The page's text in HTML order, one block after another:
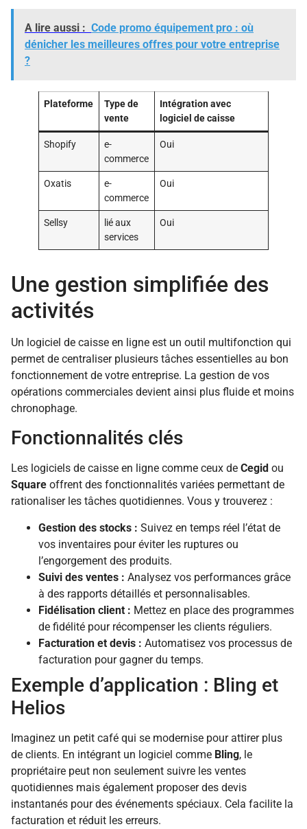
A lire aussi : Code promo équipement pro : où
dénicher les meilleures offres pour votre entreprise
?
Plateforme
Type de
vente
Intégration avec
logiciel de caisse
Shopify
e-
commerce
Oui
Oxatis
e-
commerce
Oui
Sellsy
lié aux
services
Oui
Une gestion simplifiée des
activités
Un logiciel de caisse en ligne est un outil multifonction qui
permet de centraliser plusieurs tâches essentielles au bon
fonctionnement de votre entreprise. La gestion de vos
opérations commerciales devient ainsi plus fluide et moins
chronophage.
Fonctionnalités clés
Les logiciels de caisse en ligne comme ceux de Cegid ou
Square offrent des fonctionnalités variées permettant de
rationaliser les tâches quotidiennes. Vous y trouverez :
Gestion des stocks : Suivez en temps réel l’état de
vos inventaires pour éviter les ruptures ou
l’engorgement des produits.
Suivi des ventes : Analysez vos performances grâce
à des rapports détaillés et personnalisables.
Fidélisation client : Mettez en place des programmes
de fidélité pour récompenser les clients réguliers.
Facturation et devis : Automatisez vos processus de
facturation pour gagner du temps.
Exemple d’application : Bling et
Helios
Imaginez un petit café qui se modernise pour attirer plus
de clients. En intégrant un logiciel comme Bling, le
propriétaire peut non seulement suivre les ventes
quotidiennes mais également proposer des devis
instantanés pour des événements spéciaux. Cela facilite la
facturation et réduit les erreurs.